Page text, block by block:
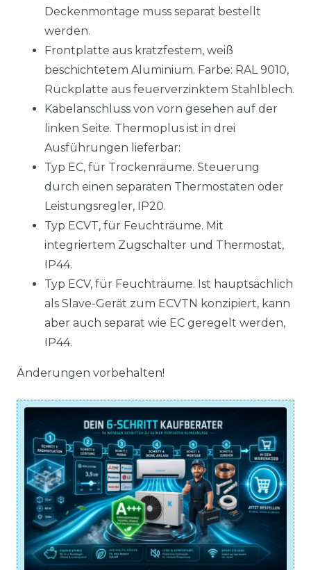
Deckenmontage muss separat bestellt
werden.
Frontplatte aus kratzfestem, weiß
beschichtetem Aluminium. Farbe: RAL 9010,
Rückplatte aus feuerverzinktem Stahlblech.
Kabelanschluss von vorn gesehen auf der
linken Seite. Thermoplus ist in drei
Ausführungen lieferbar:
Typ EC, für Trockenräume. Steuerung
durch einen separaten Thermostaten oder
Leistungsregler, IP20.
Typ ECVT, für Feuchträume. Mit
integriertem Zugschalter und Thermostat,
IP44.
Typ ECV, für Feuchträume. Ist hauptsächlich
als Slave-Gerät zum ECVTN konzipiert, kann
aber auch separat wie EC geregelt werden,
IP44.
Änderungen vorbehalten!